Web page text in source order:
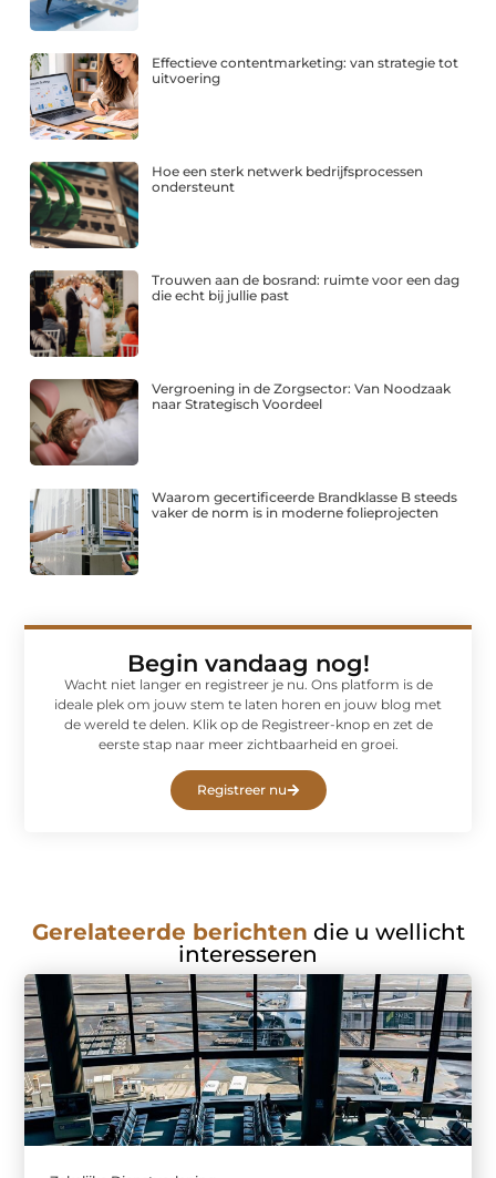
Effectieve contentmarketing: van strategie tot
uitvoering
Hoe een sterk netwerk bedrijfsprocessen
ondersteunt
Trouwen aan de bosrand: ruimte voor een dag
die echt bij jullie past
Vergroening in de Zorgsector: Van Noodzaak
naar Strategisch Voordeel
Waarom gecertificeerde Brandklasse B steeds
vaker de norm is in moderne folieprojecten
Begin vandaag nog!
Wacht niet langer en registreer je nu. Ons platform is de
ideale plek om jouw stem te laten horen en jouw blog met
de wereld te delen. Klik op de Registreer-knop en zet de
eerste stap naar meer zichtbaarheid en groei.
Registreer nu
Gerelateerde berichten die u wellicht
interesseren